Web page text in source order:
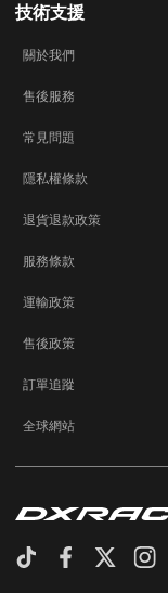
技術支援
關於我們
售後服務
常見問題
隱私權條款
退貨退款政策
服務條款
運輸政策
售後政策
訂單追蹤
全球網站